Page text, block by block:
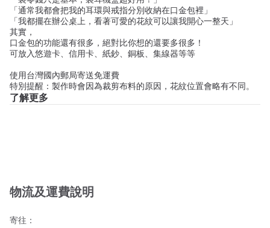
「通常我都會把我的耳環與戒指分別收納在口金包裡」
「我都擺在辦公桌上，看著可愛的花紋可以讓我開心一整天」
其實，
口金包的功能還有很多，絕對比你想的還要多很多！
可放入悠遊卡、信用卡、紙鈔、銅板、集線器等等
使用台灣國內郵局寄送免運費
特別提醒：製作時會因為裁剪布料的原因，花紋位置會略有不同。
了解更多
物流及運費說明
寄往：